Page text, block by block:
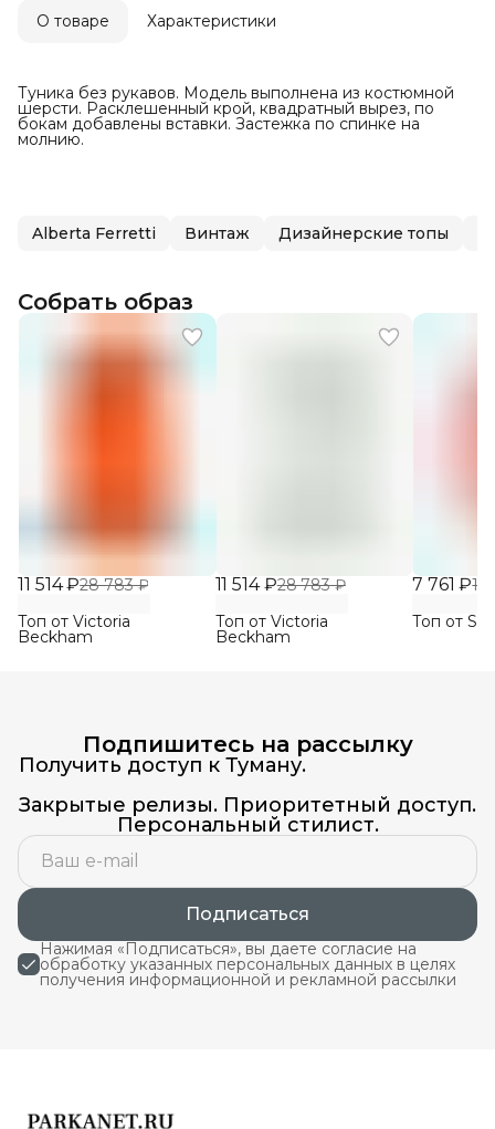
Оплата после примерки
О товаре Характеристики
Туника без рукавов. Модель выполнена из костюмной
шерсти. Расклешенный крой, квадратный вырез, по
бокам добавлены вставки. Застежка по спинке на
молнию.
Alberta Ferretti Винтаж Дизайнерские топы
Собрать образ
11 514 ₽28 783 ₽
Топ от Victoria
Beckham
11 514 ₽28 783 ₽
Топ от Victoria
Beckham
7 761 ₽19
Топ от
Подпишитесь на рассылку
Получить доступ к Туману.
Закрытые релизы. Приоритетный доступ.
Персональный стилист.
Подписаться
Нажимая «Подписаться», вы даете согласие на
обработку указанных персональных данных в целях
получения информационной и рекламной рассылки